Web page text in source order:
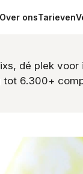
Over onsTarieven
dé plek
tot 6.300+